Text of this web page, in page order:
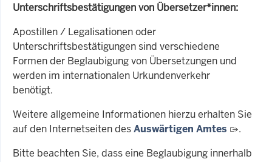
Unterschriftsbestätigungen von Übersetzer*innen:
Apostillen / Legalisationen oder
Unterschriftsbestätigungen sind verschiedene
Formen der Beglaubigung von Übersetzungen und
werden im internationalen Urkundenverkehr
benötigt.
Weitere allgemeine Informationen hierzu erhalten Sie
auf den Internetseiten desAuswärtigen Amtes
.
Bitte beachten Sie, dass eine Beglaubigung innerhalb